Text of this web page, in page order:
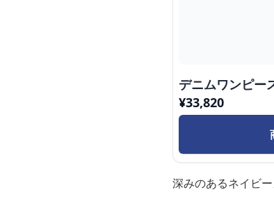
デニムワンピー
¥33,820
深みのあるネイビ